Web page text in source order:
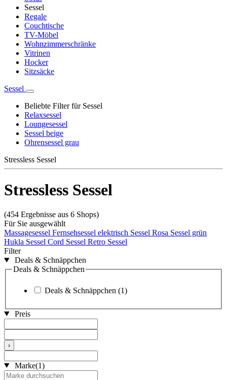
Sessel
Regale
Couchtische
TV-Möbel
Wohnzimmerschränke
Vitrinen
Hocker
Sitzsäcke
Sessel
Beliebte Filter für Sessel
Relaxsessel
Loungesessel
Sessel beige
Ohrensessel grau
Stressless Sessel
Stressless Sessel
(454 Ergebnisse aus 6 Shops)
Für Sie ausgewählt
Massagesessel Fernsehsessel elektrisch Sessel Rosa Sessel grün
Hukla Sessel Cord Sessel Retro Sessel
Filter
Deals & Schnäppchen
Deals & Schnäppchen
Deals & Schnäppchen (1)
Preis
›
Marke(1)